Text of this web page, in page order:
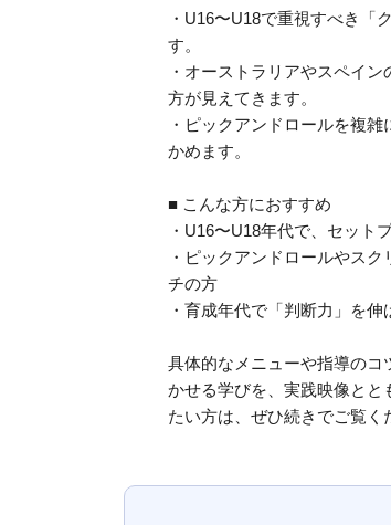
・U16〜U18で重視すべき「
す。
・オーストラリアやスペイ
方が見えてきます。
・ピックアンドロールを複
かめます。
■ こんな方におすすめ
・U16〜U18年代で、セット
・ピックアンドロールやス
チの方
・育成年代で「判断力」を
具体的なメニューや指導のコ
かせる学びを、実践映像と
たい方は、ぜひ続きでご覧く